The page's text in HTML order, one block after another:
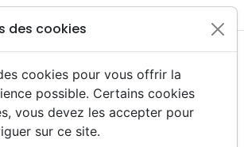
des cookies
cookies pour vous offrir la
possible. Certains cookies
vous devez les accepter pour
sur ce site.